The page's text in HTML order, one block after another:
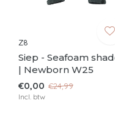
Z8
Siep - Seafoam
| Newborn W25
€0,00 €24,99
Incl. btw